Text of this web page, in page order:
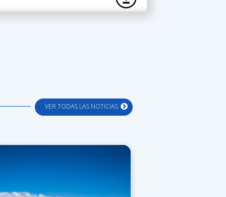
VER TODAS LAS NOTICIAS